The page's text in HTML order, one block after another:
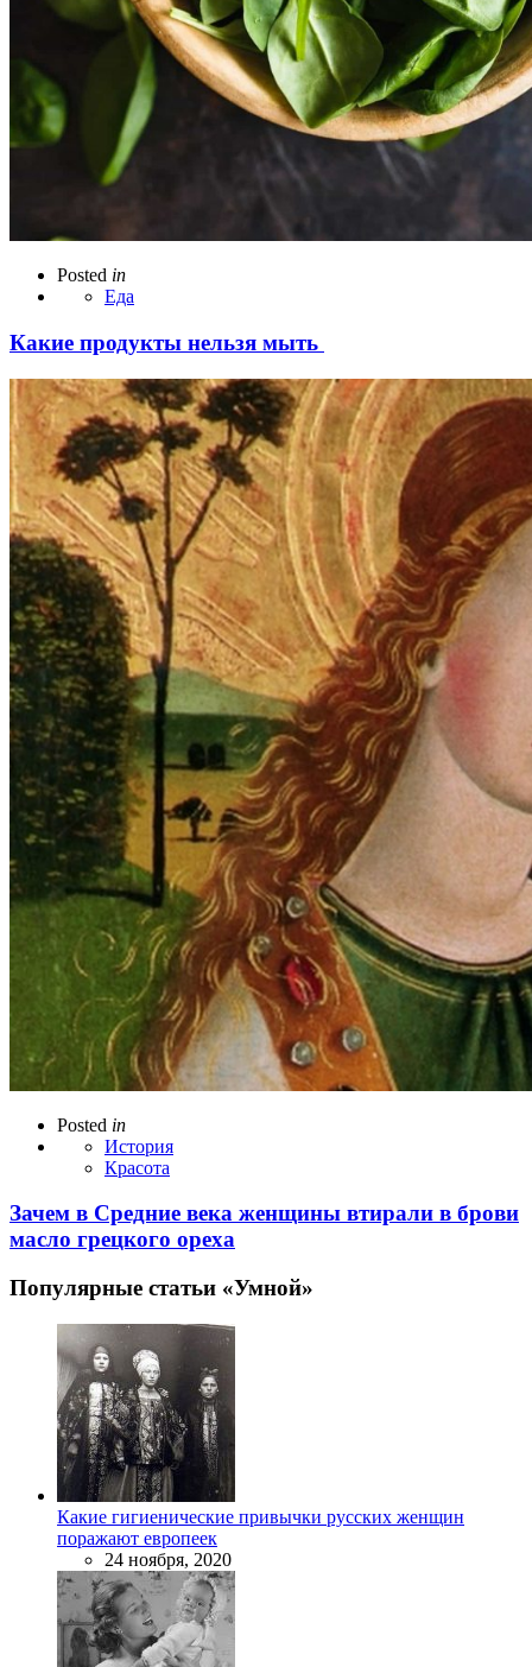
Posted in
Еда
Какие продукты нельзя мыть
Posted in
История
Красота
Зачем в Средние века женщины втирали в брови
масло грецкого ореха
Популярные статьи «Умной»
Какие гигиенические привычки русских женщин
поражают европеек
24 ноября, 2020